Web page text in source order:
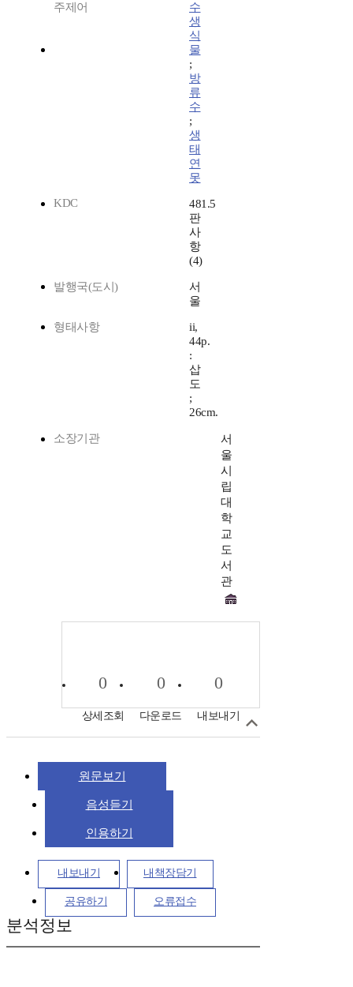
주제어
수
생
식
물
;
방
류
수
;
생
태
연
못
KDC
481.5
판
사
항
(4)
발행국(도시)
서
울
형태사항
ii,
44p.
:
삽
도
;
26cm.
소장기관
서
울
시
립
대
학
교
도
서
관
0
상세조회
0
다운로드
0
내보내기
원문보기
음성듣기
인용하기
내보내기 내책장담기
공유하기 오류접수
분석정보